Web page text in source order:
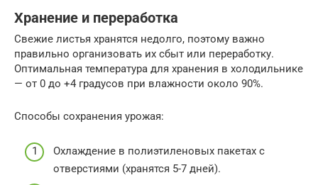
Хранение и переработка
Свежие листья хранятся недолго, поэтому важно
правильно организовать их сбыт или переработку.
Оптимальная температура для хранения в холодильнике
— от 0 до +4 градусов при влажности около 90%.
Способы сохранения урожая:
Охлаждение в полиэтиленовых пакетах с
отверстиями (хранятся 5-7 дней).